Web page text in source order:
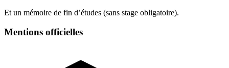
Et un mémoire de fin d’études (sans stage obligatoire).
Mentions officielles